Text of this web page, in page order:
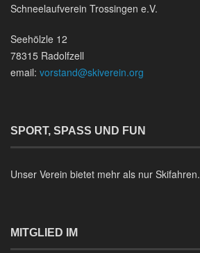
Schneelaufverein Trossingen e.V.
Seehölzle 12
78315 Radolfzell
email: vorstand@skiverein.org
SPORT, SPASS UND FUN
Unser Verein bietet mehr als nur Skifahren.
MITGLIED IM